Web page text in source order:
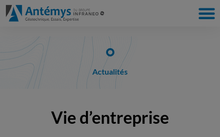
Actualités
Vie d’entreprise